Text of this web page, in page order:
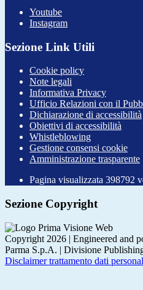
Youtube
Instagram
Sezione Link Utili
Cookie policy
Note legali
Informativa Privacy
Ufficio Relazioni con il
Dichiarazione di accessibilità
Obiettivi di accessibilità
Whistleblowing
Gestione consensi cookie
Amministrazione trasparente
Pagina visualizzata 398792
Sezione Copyright
Copyright 2026 | Engineered and
Parma S.p.A. | Divisione
Disclaimer trattamento dati